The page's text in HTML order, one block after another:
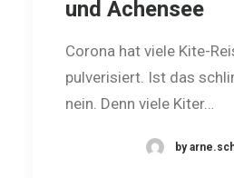
und Achensee
Corona hat viele Kite-
pulverisiert. Ist das
nein. Denn viele Kiter…
by